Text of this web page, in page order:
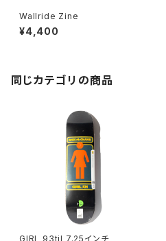
Wallride Zine
¥4,400
同じカテゴリの商品
GIRL 93til 7.25インチ